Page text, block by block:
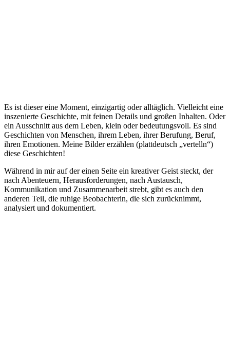
Es ist dieser eine Moment, einzigartig oder alltäglich. Vielleicht eine
inszenierte Geschichte, mit feinen Details und großen Inhalten. Oder
ein Ausschnitt aus dem Leben, klein oder bedeutungsvoll. Es sind
Geschichten von Menschen, ihrem Leben, ihrer Berufung, Beruf,
ihren Emotionen. Meine Bilder erzählen (plattdeutsch „vertelln“)
diese Geschichten!
Während in mir auf der einen Seite ein kreativer Geist steckt, der
nach Abenteuern, Herausforderungen, nach Austausch,
Kommunikation und Zusammenarbeit strebt, gibt es auch den
anderen Teil, die ruhige Beobachterin, die sich zurücknimmt,
analysiert und dokumentiert.